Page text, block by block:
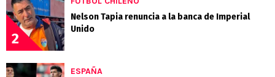
2
Nelson Tapia renuncia a la banca de Imperial
Unido
ESPAÑA